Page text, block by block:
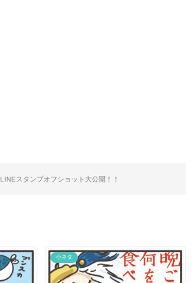
LINEスタンプオフショット大公開！！
小ネタ